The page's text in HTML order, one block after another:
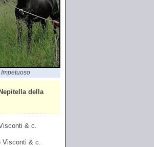
della
& c.
Visconti & c.